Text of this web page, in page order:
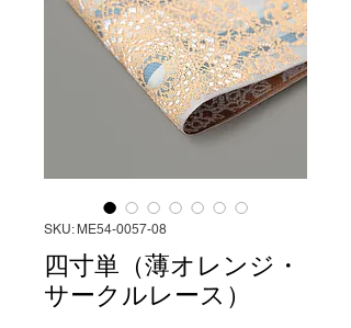
SKU: ME54-0057-08
四寸単（薄オレンジ・
サークルレース）